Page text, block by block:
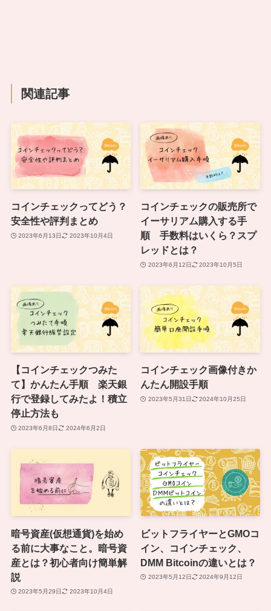
関連記事
コインチェックってどう？
安全性や評判まとめ
2023年6月13日 2023年10月4日
コインチェックの販売所で
イーサリアム購入する手
順 手数料はいくら？スプ
レッドとは？
2023年6月12日 2023年10月5日
【コインチェックつみた
て】かんたん手順 楽天銀
行で登録してみたよ！積立
停止方法も
2023年6月8日 2024年6月2日
コインチェック画像付きか
んたん開設手順
2023年5月31日 2024年10月25日
暗号資産(仮想通貨)を始め
る前に大事なこと。暗号資
産とは？初心者向け簡単解
説
2023年5月29日 2023年10月4日
ビットフライヤーとGMOコ
イン、コインチェック、
DMM Bitcoinの違いとは？
2023年5月12日 2024年9月12日